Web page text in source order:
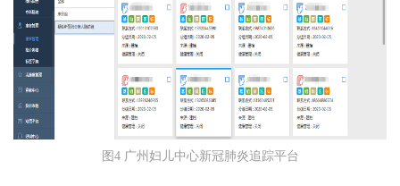
图4 广州妇儿中心新冠肺炎追踪平台